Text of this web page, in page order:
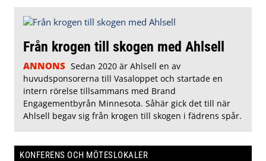
Från krogen till skogen med Ahlsell
ANNONS Sedan 2020 är Ahlsell en av
huvudsponsorerna till Vasaloppet och startade en
intern rörelse tillsammans med Brand
Engagementbyrån Minnesota. Såhär gick det till när
Ahlsell begav sig från krogen till skogen i fädrens spår.
KONFERENS OCH MÖTESLOKALER